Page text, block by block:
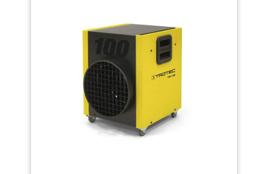
chauffage d'atelier durable
conçu pour les conditions
exigeantes. 🌡️Contrôle de
température: avec le thermostat
intégré, réglez la chaleur en
continu de 5 à 35°C selon vos
besoins. Ce canon à chaleur
fonctionnement grâce à son
arrêt automatique intelligent.
❄️Utilisation toute l'année:
profitez du mode ventilateur